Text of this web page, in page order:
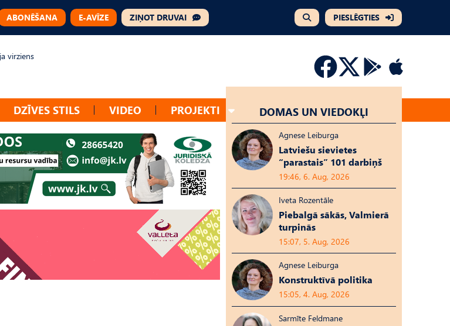
ABONĒŠANA E-AVĪZE ZIŅOT DRUVAI PIESLĒGTIES
virziens
DZĪVES STILS VIDEO PROJEKTI DOMAS UN VIEDOKĻI
Agnese Leiburga
Latviešu sievietes
“parastais” 101 darbiņš
19:46, 6. Aug, 2026
Iveta Rozentāle
Piebalgā sākās, Valmierā
turpinās
15:07, 5. Aug, 2026
Agnese Leiburga
Konstruktīvā politika
15:05, 4. Aug, 2026
Sarmīte Feldmane